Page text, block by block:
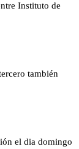
Instituto de
también
el dia domingo